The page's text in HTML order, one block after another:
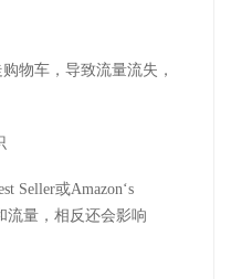
物车，导致流量流失，
Seller或Amazon‘s
流量，相反还会影响